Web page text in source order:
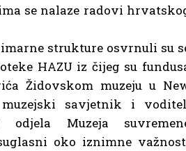
se nalaze radovi
strukture osvrnuli su
HAZU iz čijeg su
Židovskom muzeju u
savjetnik i
odjela Muzeja
oko iznimne